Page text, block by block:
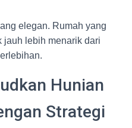
elegan. Rumah yang
jauh lebih menarik dari
Hunian
Strategi